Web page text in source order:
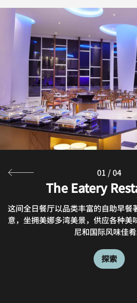
The Eatery
这间全日餐厅以品类丰富的自助早餐
意，坐拥美娜多湾美景，供应各种美
尼和国际风味佳肴
探索
Tao Yuan Chinese
我们的万鸦老酒店特色餐厅供应午餐
尝地道中餐。桃源中餐厅的厨师经验
为不同口味的宾客打造一场
探索
Scorta Pool
午后，在泳池旁感受惬意放松氛围，
选饮品，饱览布纳肯岛海湾
探索
Wrapped
欢迎前往我们的大堂酒廊，品尝香浓
列当地啤酒，惬意放
探索
01 /04